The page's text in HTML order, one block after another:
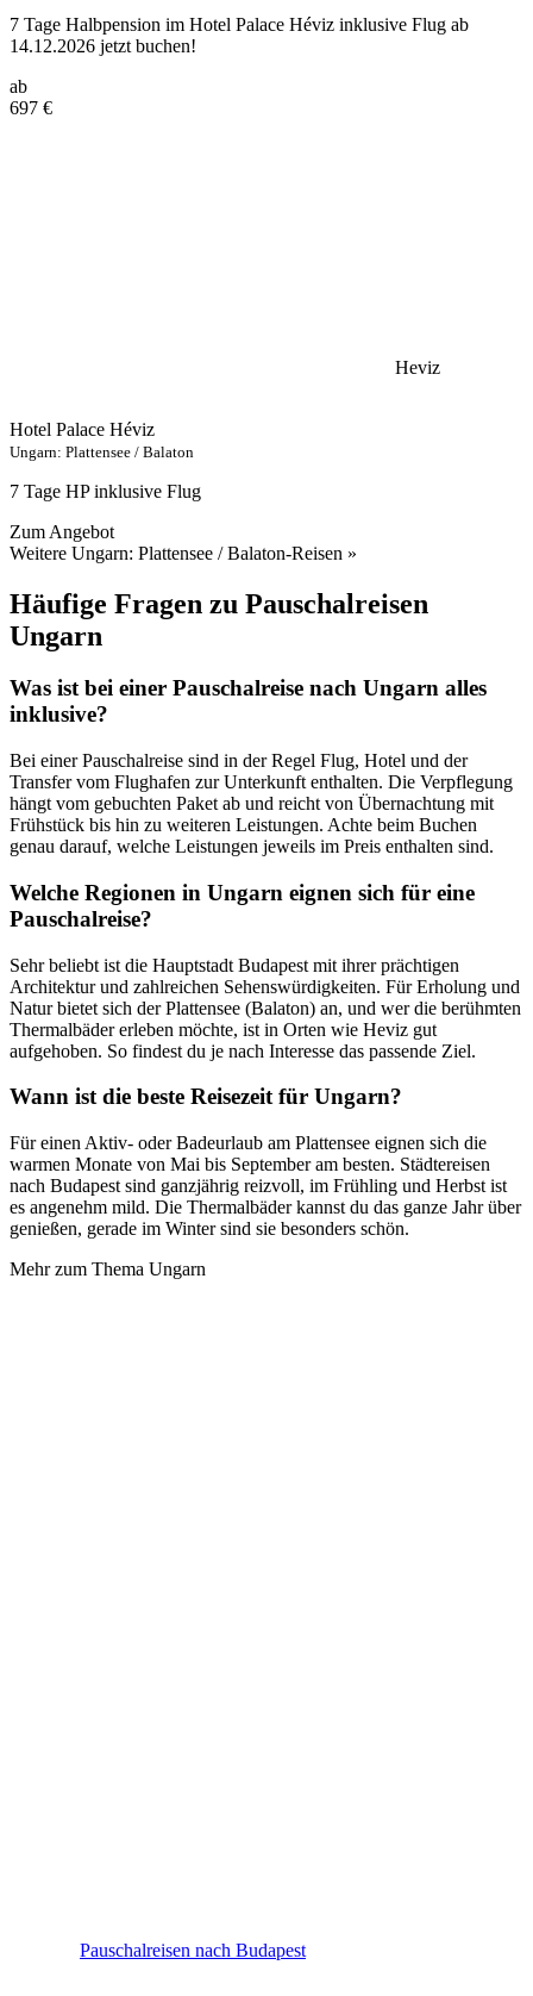
7 Tage Halbpension im Hotel Palace Héviz inklusive Flug ab
14.12.2026 jetzt buchen!
ab
697 €
Heviz
Hotel Palace Héviz
Ungarn: Plattensee / Balaton
7 Tage HP inklusive Flug
Zum Angebot
Weitere Ungarn: Plattensee / Balaton-Reisen »
Häufige Fragen zu Pauschalreisen
Ungarn
Was ist bei einer Pauschalreise nach Ungarn alles
inklusive?
Bei einer Pauschalreise sind in der Regel Flug, Hotel und der
Transfer vom Flughafen zur Unterkunft enthalten. Die Verpflegung
hängt vom gebuchten Paket ab und reicht von Übernachtung mit
Frühstück bis hin zu weiteren Leistungen. Achte beim Buchen
genau darauf, welche Leistungen jeweils im Preis enthalten sind.
Welche Regionen in Ungarn eignen sich für eine
Pauschalreise?
Sehr beliebt ist die Hauptstadt Budapest mit ihrer prächtigen
Architektur und zahlreichen Sehenswürdigkeiten. Für Erholung und
Natur bietet sich der Plattensee (Balaton) an, und wer die berühmten
Thermalbäder erleben möchte, ist in Orten wie Heviz gut
aufgehoben. So findest du je nach Interesse das passende Ziel.
Wann ist die beste Reisezeit für Ungarn?
Für einen Aktiv- oder Badeurlaub am Plattensee eignen sich die
warmen Monate von Mai bis September am besten. Städtereisen
nach Budapest sind ganzjährig reizvoll, im Frühling und Herbst ist
es angenehm mild. Die Thermalbäder kannst du das ganze Jahr über
genießen, gerade im Winter sind sie besonders schön.
Mehr zum Thema Ungarn
Pauschalreisen nach Budapest